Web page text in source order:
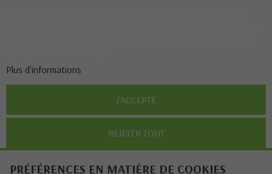
Plus d'informations
REJETER TOUT
J'ACCEPTE
PRÉFÉRENCES EN MATIÈRE DE COOKIES